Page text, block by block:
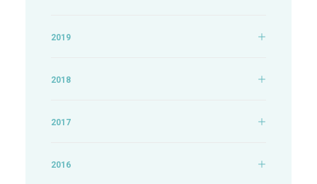
2019
2018
2017
2016